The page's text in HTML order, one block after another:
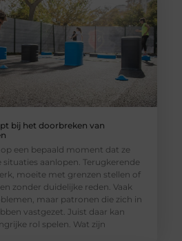
bij het doorbreken van
een bepaald moment dat ze
situaties aanlopen. Terugkerende
moeite met grenzen stellen of
zonder duidelijke reden. Vaak
maar patronen die zich in
vastgezet. Juist daar kan
rol spelen. Wat zijn